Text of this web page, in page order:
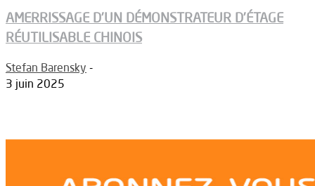
AMERRISSAGE D’UN DÉMONSTRATEUR D’ÉTAGE
RÉUTILISABLE CHINOIS
Stefan Barensky -
3 juin 2025